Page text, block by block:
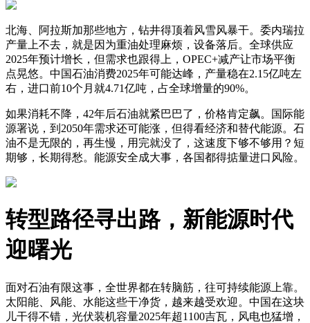
北海、阿拉斯加那些地方，钻井得顶着风雪风暴干。委内瑞拉
产量上不去，就是因为重油处理麻烦，设备落后。全球供应
2025年预计增长，但需求也跟得上，OPEC+减产让市场平衡
点晃悠。中国石油消费2025年可能达峰，产量稳在2.15亿吨左
右，进口前10个月就4.71亿吨，占全球增量的90%。
如果消耗不降，42年后石油就紧巴巴了，价格肯定飙。国际能
源署说，到2050年需求还可能涨，但得看经济和替代能源。石
油不是无限的，再生慢，用完就没了，这速度下够不够用？短
期够，长期得愁。能源安全成大事，各国都得掂量进口风险。
转型路径寻出路，新能源时代
迎曙光
面对石油有限这事，全世界都在转脑筋，往可持续能源上靠。
太阳能、风能、水能这些干净货，越来越受欢迎。中国在这块
儿干得不错，光伏装机容量2025年超1100吉瓦，风电也猛增，